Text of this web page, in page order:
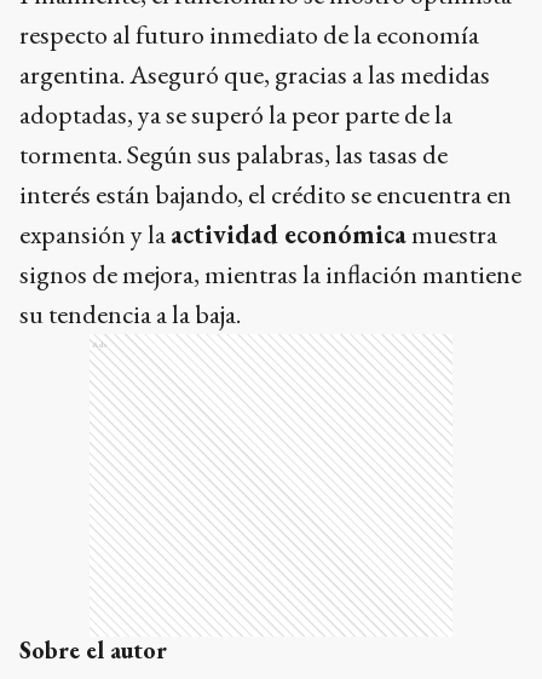
respecto al futuro inmediato de la economía
argentina. Aseguró que, gracias a las medidas
adoptadas, ya se superó la peor parte de la
tormenta. Según sus palabras, las tasas de
interés están bajando, el crédito se encuentra en
expansión y laactividad económicamuestra
signos de mejora, mientras la inflación mantiene
su tendencia a la baja.
Ads
Sobre el autor